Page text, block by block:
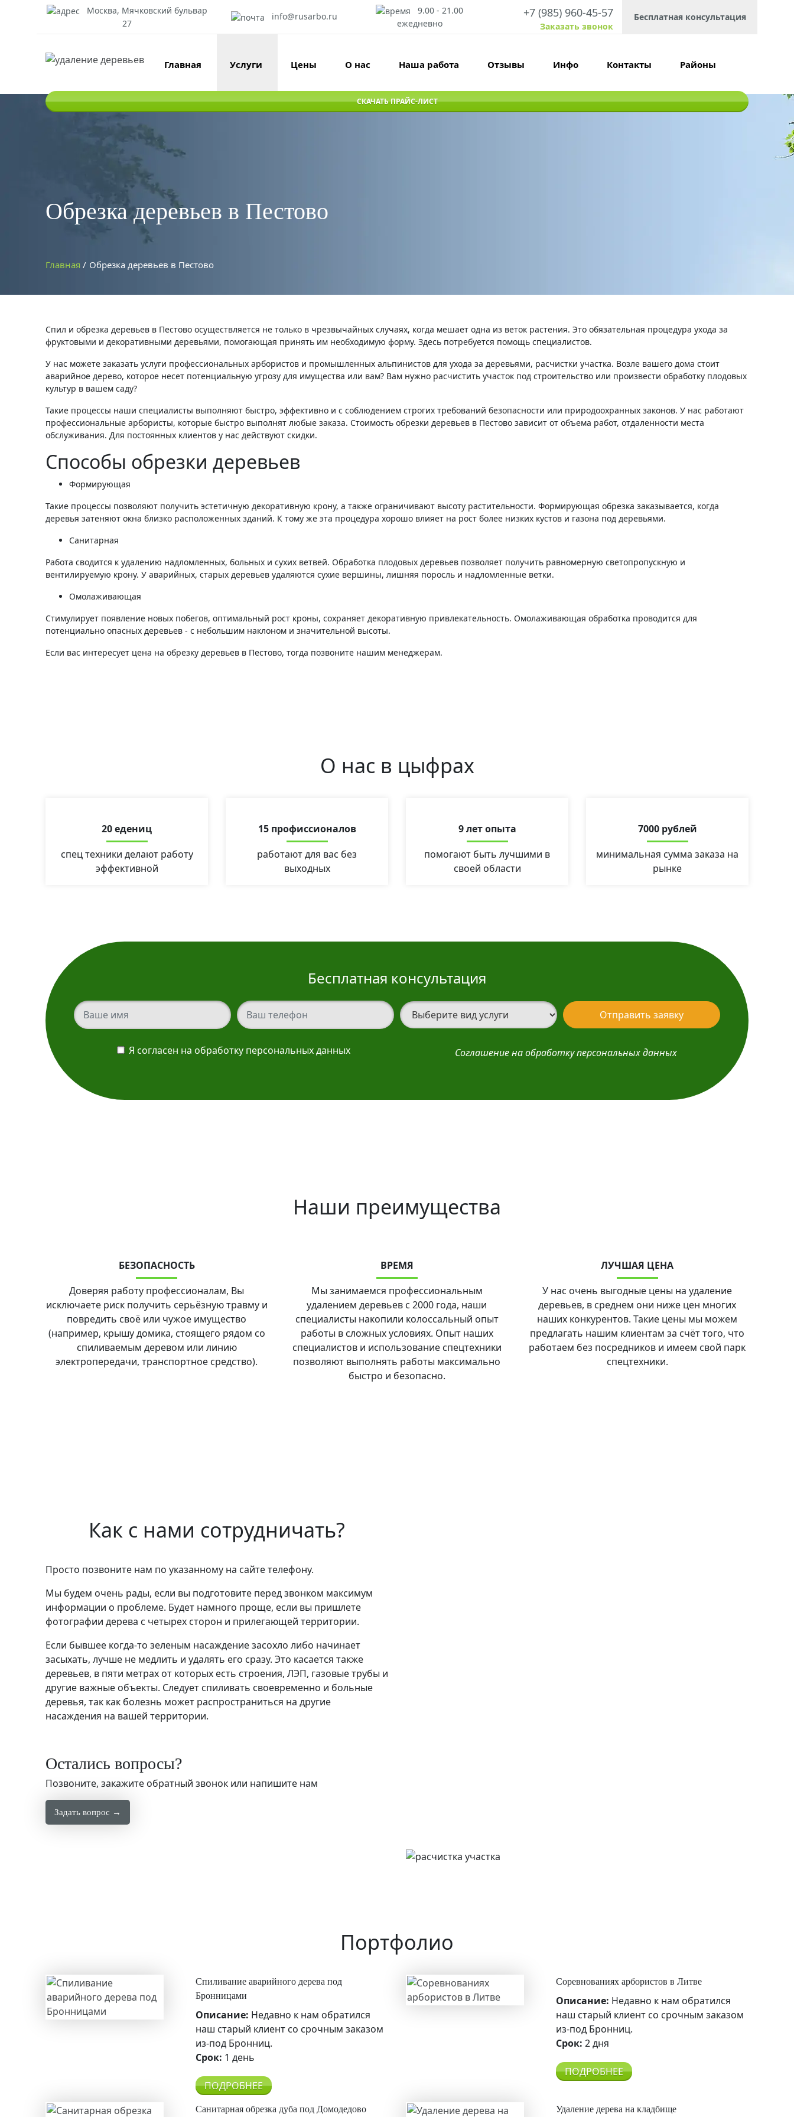
Москва, Мячковский бульвар
27
info@rusarbo.ru
9.00 - 21.00
ежедневно
+7 (985) 960-45-57
Заказать звонок
Бесплатная консультация
Главная Услуги Цены О нас Наша работа Отзывы Инфо Контакты Районы
СКАЧАТЬ ПРАЙС-ЛИСТ
Обрезка деревьев в Пестово
Главная Обрезка деревьев в Пестово
Спил и обрезка деревьев в Пестово осуществляется не только в чрезвычайных случаях, когда мешает одна из веток растения. Это обязательная процедура ухода за
фруктовыми и декоративными деревьями, помогающая принять им необходимую форму. Здесь потребуется помощь специалистов.
У нас можете заказать услуги профессиональных арбористов и промышленных альпинистов для ухода за деревьями, расчистки участка. Возле вашего дома стоит
аварийное дерево, которое несет потенциальную угрозу для имущества или вам? Вам нужно расчистить участок под строительство или произвести обработку плодовых
культур в вашем саду?
Такие процессы наши специалисты выполняют быстро, эффективно и с соблюдением строгих требований безопасности или природоохранных законов. У нас работают
профессиональные арбористы, которые быстро выполнят любые заказа. Стоимость обрезки деревьев в Пестово зависит от объема работ, отдаленности места
обслуживания. Для постоянных клиентов у нас действуют скидки.
Способы обрезки деревьев
Формирующая
Такие процессы позволяют получить эстетичную декоративную крону, а также ограничивают высоту растительности. Формирующая обрезка заказывается, когда
деревья затеняют окна близко расположенных зданий. К тому же эта процедура хорошо влияет на рост более низких кустов и газона под деревьями.
Санитарная
Работа сводится к удалению надломленных, больных и сухих ветвей. Обработка плодовых деревьев позволяет получить равномерную светопропускную и
вентилируемую крону. У аварийных, старых деревьев удаляются сухие вершины, лишняя поросль и надломленные ветки.
Омолаживающая
Стимулирует появление новых побегов, оптимальный рост кроны, сохраняет декоративную привлекательность. Омолаживающая обработка проводится для
потенциально опасных деревьев - с небольшим наклоном и значительной высоты.
Если вас интересует цена на обрезку деревьев в Пестово, тогда позвоните нашим менеджерам.
О нас в цыфрах
20 едениц
спец техники делают работу
эффективной
15 профиссионалов
работают для вас без
выходных
9 лет опыта
помогают быть лучшими в
своей области
7000 рублей
минимальная сумма заказа на
рынке
Бесплатная консультация
Ваш телефон Ваш телефон Вид услуги
Отправить заявку
Я согласен на обработку персональных данных Соглашение на обработку персональных данных
Наши преимущества
БЕЗОПАСНОСТЬ
Доверяя работу профессионалам, Вы
исключаете риск получить серьёзную травму и
повредить своё или чужое имущество
(например, крышу домика, стоящего рядом со
спиливаемым деревом или линию
электропередачи, транспортное средство).
ВРЕМЯ
Мы занимаемся профессиональным
удалением деревьев с 2000 года, наши
специалисты накопили колоссальный опыт
работы в сложных условиях. Опыт наших
специалистов и использование спецтехники
позволяют выполнять работы максимально
быстро и безопасно.
ЛУЧШАЯ ЦЕНА
У нас очень выгодные цены на удаление
деревьев, в среднем они ниже цен многих
наших конкурентов. Такие цены мы можем
предлагать нашим клиентам за счёт того, что
работаем без посредников и имеем свой парк
спецтехники.
Как с нами сотрудничать?
Просто позвоните нам по указанному на сайте телефону.
Мы будем очень рады, если вы подготовите перед звонком максимум
информации о проблеме. Будет намного проще, если вы пришлете
фотографии дерева с четырех сторон и прилегающей территории.
Если бывшее когда-то зеленым насаждение засохло либо начинает
засыхать, лучше не медлить и удалять его сразу. Это касается также
деревьев, в пяти метрах от которых есть строения, ЛЭП, газовые трубы и
другие важные объекты. Следует спиливать своевременно и больные
деревья, так как болезнь может распространиться на другие
насаждения на вашей территории.
Остались вопросы?
Позвоните, закажите обратный звонок или напишите нам
Задать вопрос →
Портфолио
Спиливание аварийного дерева под
Бронницами
Описание: Недавно к нам обратился
наш старый клиент со срочным заказом
из-под Бронниц.
Срок: 1 день
ПОДРОБНЕЕ
Соревнованиях арбористов в Литве
Описание: Недавно к нам обратился
наш старый клиент со срочным заказом
из-под Бронниц.
Срок: 2 дня
ПОДРОБНЕЕ
Санитарная обрезка дуба под Домодедово Удаление дерева на кладбище